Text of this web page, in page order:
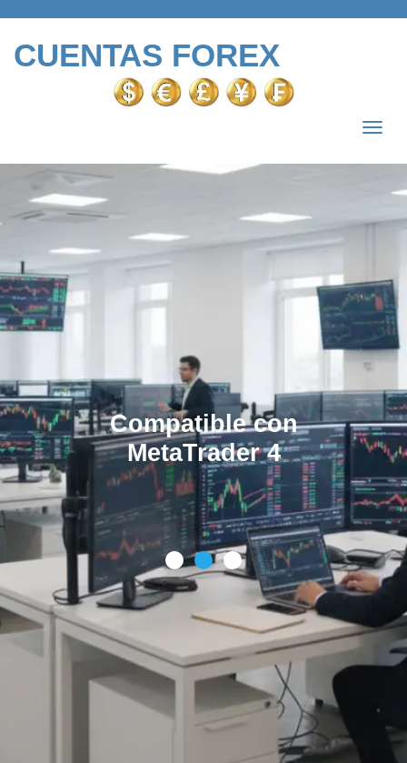
CUENTAS FOREX
Rentabilidad
promedio
mensual del 5%